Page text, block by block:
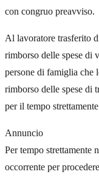
con congruo preavviso.
Al lavoratore trasferito
rimborso delle spese di
persone di famiglia che
rimborso delle spese di
per il tempo
Annuncio
Per tempo strettamente
occorrente per